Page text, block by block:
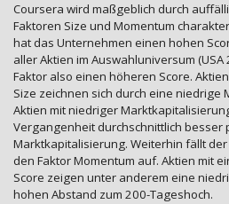
Coursera wird maßgeblich durch
Faktoren Size und Momentum
hat das Unternehmen einen hohen
aller Aktien im Auswahluniversum
Faktor also einen höheren Score.
Size zeichnen sich durch eine niedrige
Aktien mit niedriger
Vergangenheit durchschnittlich besser
Marktkapitalisierung. Weiterhin fällt
den Faktor Momentum auf. Aktien mit
Score zeigen unter anderem eine
hohen Abstand zum 200-Tageshoch.